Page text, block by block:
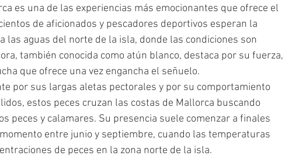
es una de las experiencias más emocionantes que ofrece el
de aficionados y pescadores deportivos esperan la
las aguas del norte de la isla, donde las condiciones son
también conocida como atún blanco, destaca por su fuerza,
que ofrece una vez engancha el señuelo.
por sus largas aletas pectorales y por su comportamiento
estos peces cruzan las costas de Mallorca buscando
peces y calamares. Su presencia suele comenzar a finales
entre junio y septiembre, cuando las temperaturas
de peces en la zona norte de la isla.